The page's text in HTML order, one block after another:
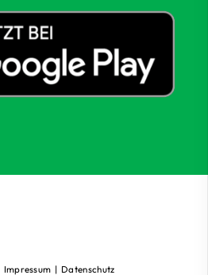
Impressum | Datenschutz